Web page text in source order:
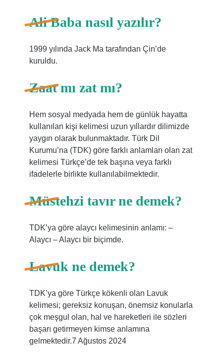
Ali Baba nasıl yazılır?
1999 yılında Jack Ma tarafından Çin’de
kuruldu.
Zaat mı zat mı?
Hem sosyal medyada hem de günlük hayatta
kullanılan kişi kelimesi uzun yıllardır dilimizde
yaygın olarak bulunmaktadır. Türk Dil
Kurumu’na (TDK) göre farklı anlamları olan zat
kelimesi Türkçe’de tek başına veya farklı
ifadelerle birlikte kullanılabilmektedir.
Müstehzi tavır ne demek?
TDK’ya göre alaycı kelimesinin anlamı: –
Alaycı – Alaycı bir biçimde.
Lavuk ne demek?
TDK’ya göre Türkçe kökenli olan Lavuk
kelimesi; gereksiz konuşan, önemsiz konularla
çok meşgul olan, hal ve hareketleri ile sözleri
başarı getirmeyen kimse anlamına
gelmektedir.7 Ağustos 2024